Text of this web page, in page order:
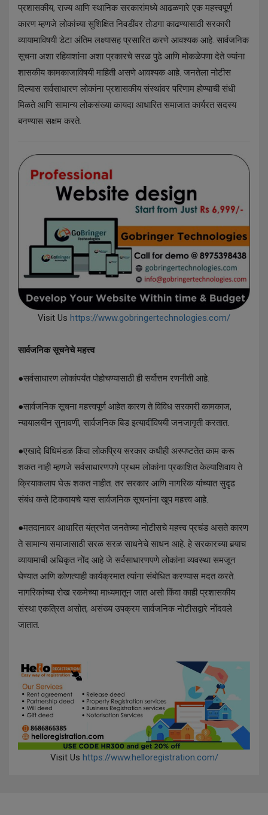
प्रशासकीय, राज्य आणि स्थानिक सरकारांमध्ये आढळणारे एक महत्त्वपूर्ण
कारण म्हणजे लोकांच्या सुशिक्षित निवडींवर तोडगा काढण्यासाठी सरकारी
व्यायामाविषयी डेटा अंतिम लक्ष्यासह प्रसारित करणे आवश्यक आहे. सार्वजनिक
सूचना अशा रहिवाशांना अशा प्रकारचे सरळ पुढे आणि मोकळेपणा देते ज्यांना
शासकीय कामकाजाविषयी माहिती असणे आवश्यक आहे. जनतेला नोटीस
दिल्यास सर्वसाधारण लोकांना प्रशासकीय संस्थांवर परिणाम होण्याची संधी
मिळते आणि सामान्य लोकसंख्या कायदा आधारित समाजात कार्यरत सदस्य
बनण्यास सक्षम करते.
Visit Us https://www.gobringertechnologies.com/
सार्वजनिक सूचनेचे महत्त्व
●सर्वसाधारण लोकांपर्यंत पोहोचण्यासाठी ही सर्वोत्तम रणनीती आहे.
●सार्वजनिक सूचना महत्त्वपूर्ण आहेत कारण ते विविध सरकारी कामकाज,
न्यायालयीन सुनावणी, सार्वजनिक बिड इत्यादींविषयी जनजागृती करतात.
●एखादे विधिमंडळ किंवा लोकप्रिय सरकार कधीही अस्पष्टतेत काम करू
शकत नाही म्हणजे सर्वसाधारणपणे प्रथम लोकांना प्रकाशित केल्याशिवाय ते
क्रियाकलाप घेऊ शकत नाहीत. तर सरकार आणि नागरिक यांच्यात सुदृढ
संबंध कसे टिकवायचे यास सार्वजनिक सूचनांना खूप महत्त्व आहे.
●मतदानावर आधारित यंत्रणेत जनतेच्या नोटीसचे महत्त्व प्रचंड असते कारण
ते सामान्य समाजासाठी सरळ सरळ साधनेचे साधन आहे. हे सरकारच्या बर्‍याच
व्यायामाची अधिकृत नोंद आहे जे सर्वसाधारणपणे लोकांना व्यवस्था समजून
घेण्यात आणि कोणत्याही कार्यक्रमात त्यांना संबोधित करण्यास मदत करते.
नागरिकांच्या रोख रकमेच्या माध्यमातून जात असो किंवा काही प्रशासकीय
संस्था एकत्रित असोत, असंख्य उपक्रम सार्वजनिक नोटीसद्वारे नोंदवले
जातात.
Visit Us https://www.helloregistration.com/